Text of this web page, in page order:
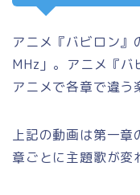
アニメ『バビロン
MHz」。アニメ『
アニメで各章で違う
上記の動画は第一
章ごとに主題歌が変